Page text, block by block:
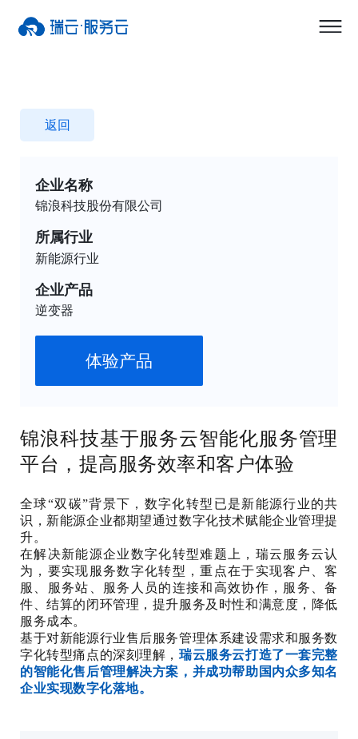
返回
企业名称
锦浪科技股份有限公司
所属行业
新能源行业
企业产品
逆变器
体验产品
锦浪科技基于服务云智能化服务管理
平台，提高服务效率和客户体验
全球“双碳”背景下，数字化转型已是新能源行业的共
识，新能源企业都期望通过数字化技术赋能企业管理提
升。
在解决新能源企业数字化转型难题上，瑞云服务云认
为，要实现服务数字化转型，重点在于实现客户、客
服、服务站、服务人员的连接和高效协作，服务、备
件、结算的闭环管理，提升服务及时性和满意度，降低
服务成本。
基于对新能源行业售后服务管理体系建设需求和服务数
字化转型痛点的深刻理解，瑞云服务云打造了一套完整
的智能化售后管理解决方案，并成功帮助国内众多知名
企业实现数字化落地。